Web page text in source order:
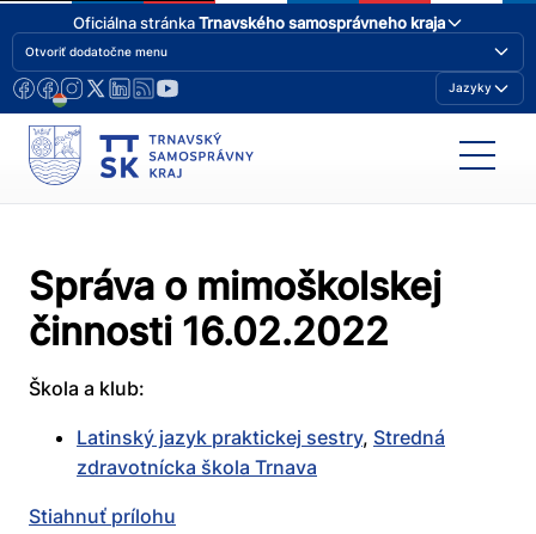
Oficiálna stránkaTrnavského samosprávneho kraja
Otvoriť dodatočne menu
Jazyky
Správa o mimoškolskej
činnosti 16.02.2022
Škola a klub:
Latinský jazyk praktickej sestry, Stredná
zdravotnícka škola Trnava
Stiahnuť prílohu